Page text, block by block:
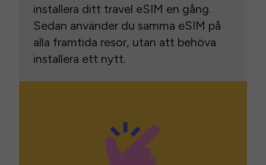
installera ditt travel eSIM en gång.
Sedan använder du samma eSIM på
alla framtida resor, utan att behöva
installera ett nytt.